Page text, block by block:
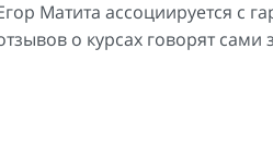
Матита ассоциируется с
о курсах говорят